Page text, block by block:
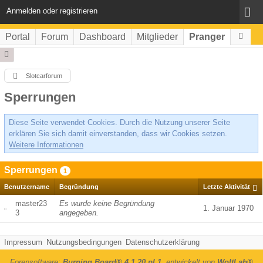
Anmelden oder registrieren
Portal Forum Dashboard Mitglieder Pranger
Slotcarforum
Sperrungen
Diese Seite verwendet Cookies. Durch die Nutzung unserer Seite
erklären Sie sich damit einverstanden, dass wir Cookies setzen.
Weitere Informationen
Sperrungen 1
Benutzername Begründung Letzte Aktivität
master23
3
Es wurde keine Begründung
angegeben.
1. Januar 1970
Impressum Nutzungsbedingungen Datenschutzerklärung